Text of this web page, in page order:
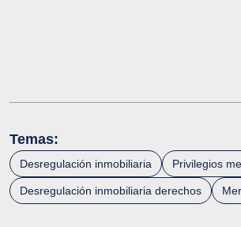
Temas:
Desregulación inmobiliaria Privilegios
Desregulación inmobiliaria derechos